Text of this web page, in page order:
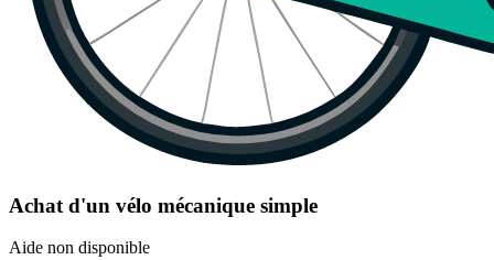
Achat d'un vélo mécanique simple
Aide non disponible